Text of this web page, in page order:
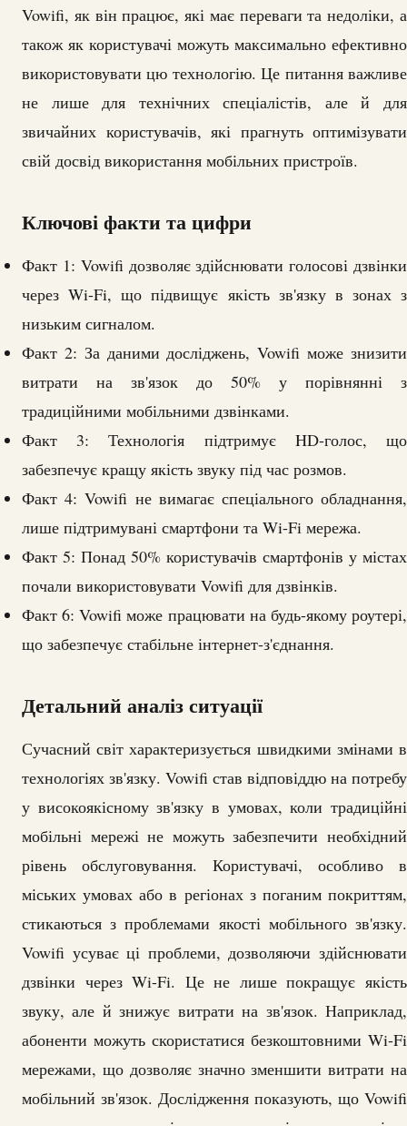
Vowifi, як він працює, які має переваги та недоліки, а
також як користувачі можуть максимально ефективно
використовувати цю технологію. Це питання важливе
не лише для технічних спеціалістів, але й для
звичайних користувачів, які прагнуть оптимізувати
свій досвід використання мобільних пристроїв.
Ключові факти та цифри
Факт 1: Vowifi дозволяє здійснювати голосові дзвінки
через Wi-Fi, що підвищує якість зв'язку в зонах з
низьким сигналом.
Факт 2: За даними досліджень, Vowifi може знизити
витрати на зв'язок до 50% у порівнянні з
традиційними мобільними дзвінками.
Факт 3: Технологія підтримує HD-голос, що
забезпечує кращу якість звуку під час розмов.
Факт 4: Vowifi не вимагає спеціального обладнання,
лише підтримувані смартфони та Wi-Fi мережа.
Факт 5: Понад 50% користувачів смартфонів у містах
почали використовувати Vowifi для дзвінків.
Факт 6: Vowifi може працювати на будь-якому роутері,
що забезпечує стабільне інтернет-з'єднання.
Детальний аналіз ситуації
Сучасний світ характеризується швидкими змінами в
технологіях зв'язку. Vowifi став відповіддю на потребу
у високоякісному зв'язку в умовах, коли традиційні
мобільні мережі не можуть забезпечити необхідний
рівень обслуговування. Користувачі, особливо в
міських умовах або в регіонах з поганим покриттям,
стикаються з проблемами якості мобільного зв'язку.
Vowifi усуває ці проблеми, дозволяючи здійснювати
дзвінки через Wi-Fi. Це не лише покращує якість
звуку, але й знижує витрати на зв'язок. Наприклад,
абоненти можуть скористатися безкоштовними Wi-Fi
мережами, що дозволяє значно зменшити витрати на
мобільний зв'язок. Дослідження показують, що Vowifi